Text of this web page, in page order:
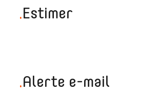
.Estimer
.Alerte e-mail